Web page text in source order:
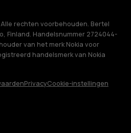
rechten voorbehouden. Bertel
Finland. Handelsnummer 2724044-
van het merk Nokia voor
handelsmerk van Nokia
PrivacyCookie-instellingen